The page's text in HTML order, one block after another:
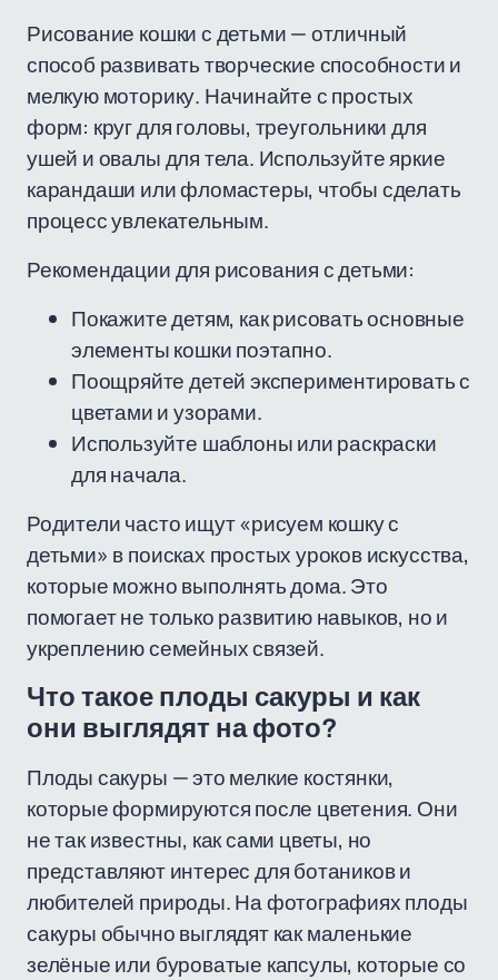
Рисование кошки с детьми — отличный
способ развивать творческие способности и
мелкую моторику. Начинайте с простых
форм: круг для головы, треугольники для
ушей и овалы для тела. Используйте яркие
карандаши или фломастеры, чтобы сделать
процесс увлекательным.
Рекомендации для рисования с детьми:
Покажите детям, как рисовать основные
элементы кошки поэтапно.
Поощряйте детей экспериментировать с
цветами и узорами.
Используйте шаблоны или раскраски
для начала.
Родители часто ищут «рисуем кошку с
детьми» в поисках простых уроков искусства,
которые можно выполнять дома. Это
помогает не только развитию навыков, но и
укреплению семейных связей.
Что такое плоды сакуры и как
они выглядят на фото?
Плоды сакуры — это мелкие костянки,
которые формируются после цветения. Они
не так известны, как сами цветы, но
представляют интерес для ботаников и
любителей природы. На фотографиях плоды
сакуры обычно выглядят как маленькие
зелёные или буроватые капсулы, которые со